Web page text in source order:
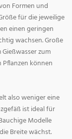
Formen und
für die jeweilige
einen geringen
wachsen. Große
zum
können
also weniger eine
ist ideal für
Modelle
Breite wächst.